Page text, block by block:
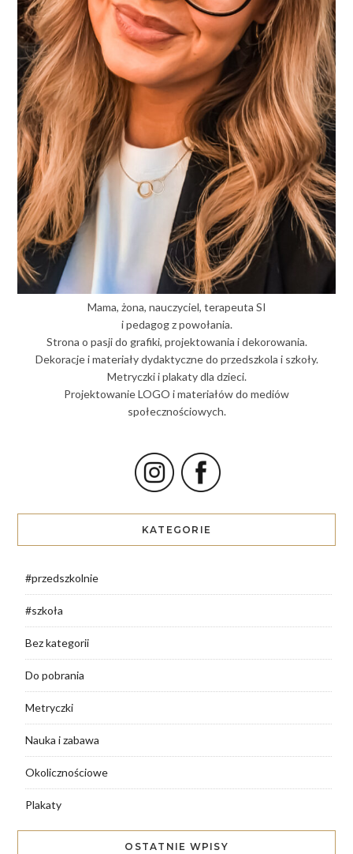
Mama, żona, nauczyciel, terapeuta SI
i pedagog z powołania.
Strona o pasji do grafiki, projektowania i dekorowania.
Dekoracje i materiały dydaktyczne do przedszkola i szkoły.
Metryczki i plakaty dla dzieci.
Projektowanie LOGO i materiałów do mediów
społecznościowych.
KATEGORIE
#przedszkolnie
#szkoła
Bez kategorii
Do pobrania
Metryczki
Nauka i zabawa
Okolicznościowe
Plakaty
OSTATNIE WPISY